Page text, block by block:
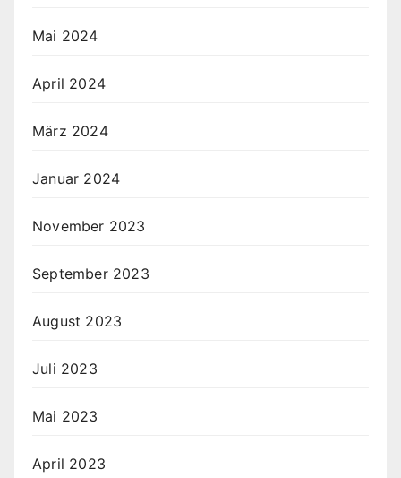
Mai 2024
April 2024
März 2024
Januar 2024
November 2023
September 2023
August 2023
Juli 2023
Mai 2023
April 2023